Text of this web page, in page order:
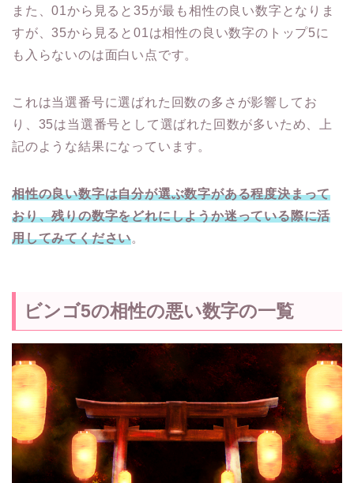
また、01から見ると35が最も相性の良い数字となりま
すが、35から見ると01は相性の良い数字のトップ5に
も入らないのは面白い点です。
これは当選番号に選ばれた回数の多さが影響してお
り、35は当選番号として選ばれた回数が多いため、上
記のような結果になっています。
相性の良い数字は自分が選ぶ数字がある程度決まって
おり、残りの数字をどれにしようか迷っている際に活
用してみてください。
ビンゴ5の相性の悪い数字の一覧